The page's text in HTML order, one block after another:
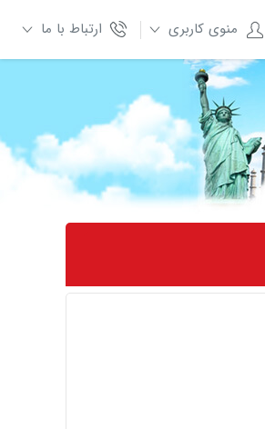
ارتباط با ما منوی کاربری